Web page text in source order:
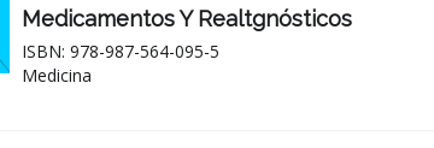
Medicamentos Y Realtgnósticos
ISBN: 978-987-564-095-5
Medicina